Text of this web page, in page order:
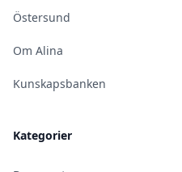
Östersund
Om Alina
Kunskapsbanken
Kategorier